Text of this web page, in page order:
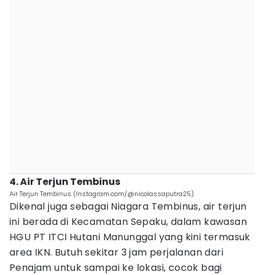
4. Air Terjun Tembinus
Air Terjun Tembinus (Instagram.com/@nicolassaputra25)
Dikenal juga sebagai Niagara Tembinus, air terjun
ini berada di Kecamatan Sepaku, dalam kawasan
HGU PT ITCI Hutani Manunggal yang kini termasuk
area IKN. Butuh sekitar 3 jam perjalanan dari
Penajam untuk sampai ke lokasi, cocok bagi